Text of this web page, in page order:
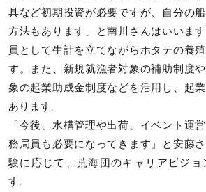
具など初期投資が必要ですが、自分の
方法もあります」と南川さんはいいま
員として生計を立てながらホタテの養
す。また、新規就漁者対象の補助制度
象の起業助成金制度などを活用し、起
あります。
「今後、水槽管理や出荷、イベント運
務局員も必要になってきます」と安藤
験に応じて、荒海団のキャリアビジョ
す。